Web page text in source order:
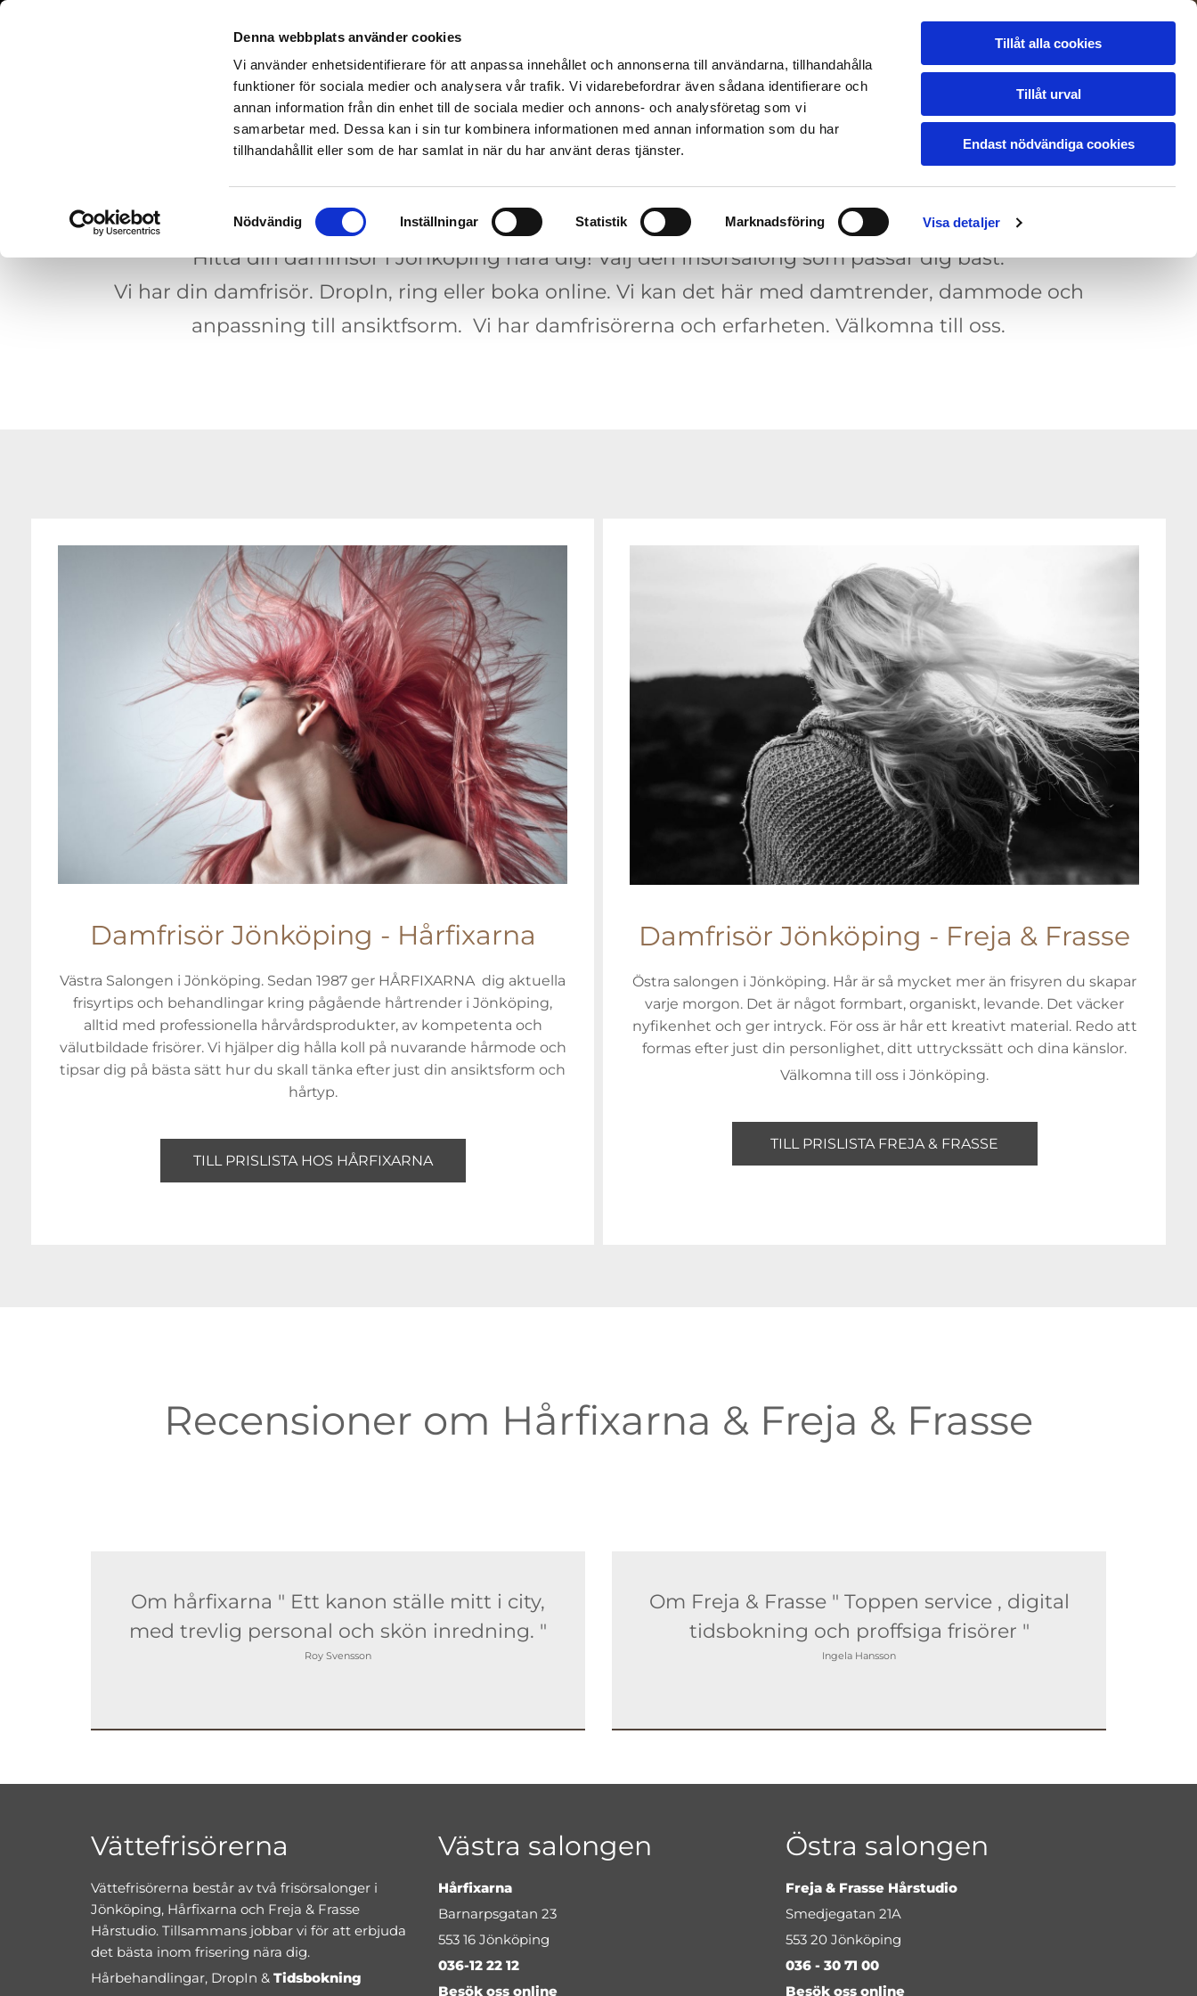
Denna webbplats använder cookies
Vi använder enhetsidentifierare för att anpassa innehållet och annonserna till användarna, tillhandahålla
funktioner för sociala medier och analysera vår trafik. Vi vidarebefordrar även sådana identifierare och
annan information från din enhet till de sociala medier och annons- och analysföretag som vi
samarbetar med. Dessa kan i sin tur kombinera informationen med annan information som du har
tillhandahållit eller som de har samlat in när du har använt deras tjänster.
Nödvändig Inställningar Statistik Marknadsföring Visa detaljer
Tillåt alla cookies
Tillåt urval
Endast nödvändiga cookies
Boka Tid
Damfrisör i Jönköping
Hitta din damfrisör i Jönköping nära dig! Välj den frisörsalong som passar dig bäst.
Vi har din damfrisör. DropIn, ring eller boka online. Vi kan det här med damtrender, dammode och
anpassning till ansiktfsorm. Vi har damfrisörerna och erfarheten. Välkomna till oss.
Damfrisör Jönköping - Hårfixarna
Västra Salongen i Jönköping. Sedan 1987 ger HÅRFIXARNA dig aktuella
frisyrtips och behandlingar kring pågående hårtrender i Jönköping,
alltid med professionella hårvårdsprodukter, av kompetenta och
välutbildade frisörer. Vi hjälper dig hålla koll på nuvarande hårmode och
tipsar dig på bästa sätt hur du skall tänka efter just din ansiktsform och
hårtyp.
TILL PRISLISTA HOS HÅRFIXARNA
Damfrisör Jönköping - Freja & Frasse
Östra salongen i Jönköping. Hår är så mycket mer än frisyren du skapar
varje morgon. Det är något formbart, organiskt, levande. Det väcker
nyfikenhet och ger intryck. För oss är hår ett kreativt material. Redo att
formas efter just din personlighet, ditt uttryckssätt och dina känslor.
Välkomna till oss i Jönköping.
TILL PRISLISTA FREJA & FRASSE
Recensioner om Hårfixarna & Freja & Frasse
Om hårfixarna " Ett kanon ställe mitt i city,
med trevlig personal och skön inredning. "
Roy Svensson
Om Freja & Frasse " Toppen service , digital
tidsbokning och proffsiga frisörer "
Ingela Hansson
Vättefrisörerna
Vättefrisörerna består av två frisörsalonger i
Jönköping, Hårfixarna och Freja & Frasse
Hårstudio. Tillsammans jobbar vi för att erbjuda
det bästa inom frisering nära dig.
Hårbehandlingar, DropIn & Tidsbokning
Västra salongen
Hårfixarna
Barnarpsgatan 23
553 16 Jönköping
036-12 22 12
Besök oss online
Östra salongen
Freja & Frasse Hårstudio
Smedjegatan 21A
553 20 Jönköping
036 - 30 71 00
Besök oss online